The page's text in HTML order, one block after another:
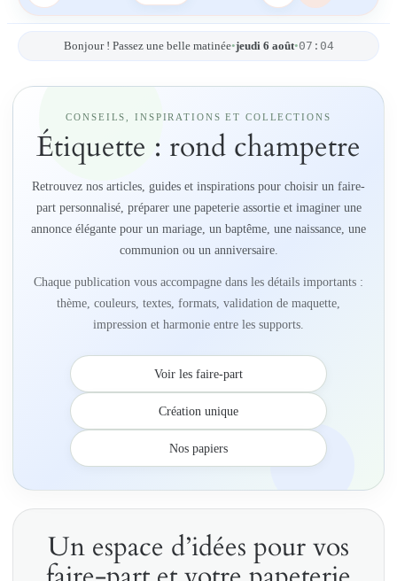
Bonjour ! Passez une belle matinée•jeudi 6 août•07:04
CONSEILS, INSPIRATIONS ET COLLECTIONS
Étiquette : rond champetre
Retrouvez nos articles, guides et inspirations pour choisir un faire-
part personnalisé, préparer une papeterie assortie et imaginer une
annonce élégante pour un mariage, un baptême, une naissance, une
communion ou un anniversaire.
Chaque publication vous accompagne dans les détails importants :
thème, couleurs, textes, formats, validation de maquette,
impression et harmonie entre les supports.
Voir les faire-part
Création unique
Nos papiers
Un espace d’idées pour vos